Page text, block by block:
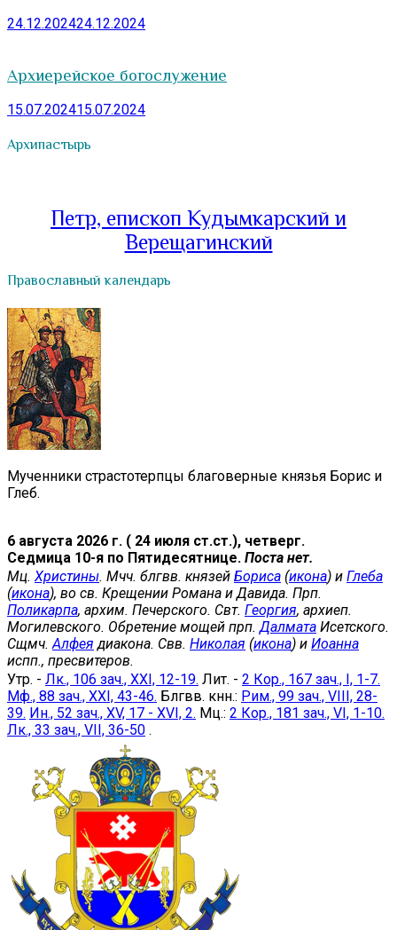
24.12.202424.12.2024
Архиерейское богослужение
15.07.202415.07.2024
Архипастырь
Петр, епископ Кудымкарский и
Верещагинский
Православный календарь
Мученники страстотерпцы благоверные князья Борис и
Глеб.
6 августа 2026 г. ( 24 июля ст.ст.), четверг.
Седмица 10-я по Пятидесятнице. Поста нет.
Мц. Христины. Мчч. блгвв. князей Бориса (икона) и Глеба
(икона), во св. Крещении Романа и Давида. Прп.
Поликарпа, архим. Печерского. Свт. Георгия, архиеп.
Могилевского. Обретение мощей прп. Далмата Исетского.
Сщмч. Алфея диакона. Свв. Николая (икона) и Иоанна
испп., пресвитеров.
Утр. - Лк., 106 зач., XXI, 12-19. Лит. - 2 Кор., 167 зач., I, 1-7.
Мф., 88 зач., XXI, 43-46. Блгвв. кнн.: Рим., 99 зач., VIII, 28-
39. Ин., 52 зач., XV, 17 - XVI, 2. Мц.: 2 Кор., 181 зач., VI, 1-10.
Лк., 33 зач., VII, 36-50 .